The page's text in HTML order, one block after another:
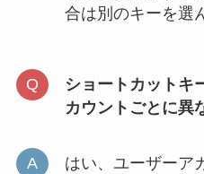
合は別のキーを選
ショートカットキ
カウントごとに異
はい、ユーザーア